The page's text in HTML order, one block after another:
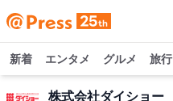
新着 エンタメ グルメ 旅行
株式会社ダイショー